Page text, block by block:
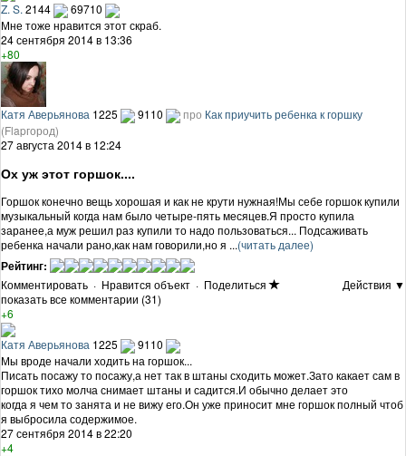
Z. S. 2144
69710
Мне тоже нравится этот скраб.
24 сентября 2014 в 13:36
+80
Катя Аверьянова 1225 9110 про Как приучить ребенка к горшку
(Flapгород)
27 августа 2014 в 12:24
Ох уж этот горшок....
Горшок конечно вещь хорошая и как не крути нужная!Мы себе горшок купили
музыкальный когда нам было четыре-пять месяцев.Я просто купила
заранее,а муж решил раз купили то надо пользоваться... Подсаживать
ребенка начали рано,как нам говорили,но я ...(читать далее)
Рейтинг:
Комментировать · Нравится объект · Поделиться
Действия ▼
показать все комментарии (31)
+6
Катя Аверьянова 1225
9110
Мы вроде начали ходить на горшок...
Писать посажу то посажу,а нет так в штаны сходить может.Зато какает сам в
горшок тихо молча снимает штаны и садится.И обычно делает это
когда я чем то занята и не вижу его.Он уже приносит мне горшок полный чтоб
я выбросила содержимое.
27 сентября 2014 в 22:20
+4